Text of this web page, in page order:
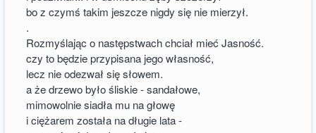
bo z czymś takim jeszcze nigdy się nie mierzył.
.
Rozmyślając o następstwach chciał mieć Jasność.
czy to będzie przypisana jego własność,
lecz nie odezwał się słowem.
a że drzewo było śliskie - sandałowe,
mimowolnie siadła mu na głowę
i ciężarem została na długie lata -